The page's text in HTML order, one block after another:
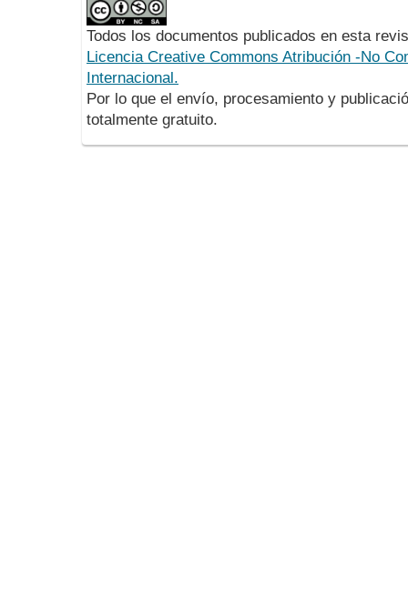
Todos los documentos publicados en esta
Licencia Creative Commons Atribución -No
Internacional.
Por lo que el envío, procesamiento y
totalmente gratuito.